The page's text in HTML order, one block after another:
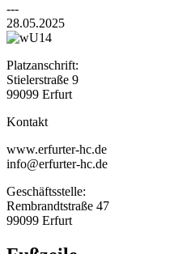
---
28.05.2025
Platzanschrift:
Stielerstraße 9
99099 Erfurt
Kontakt
www.erfurter-hc.de
info@erfurter-hc.de
Geschäftsstelle:
Rembrandtstraße 47
99099 Erfurt